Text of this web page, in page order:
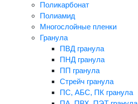
Поликарбонат
Полиамид
Многослойные пленки
Гранула
ПВД гранула
ПНД гранула
ПП гранула
Стрейч гранула
ПС, АБС, ПК гранула